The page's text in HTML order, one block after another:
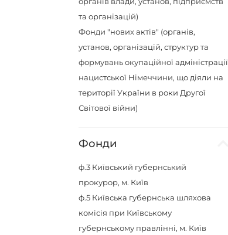
та організацій)
Фонди "нових актів" (органів,
установ, організацій, структур та
формувань окупаційної адміністрації
нацистської Німеччини, що діяли на
території України в роки Другої
Світової війни)
Фонди
ф.3 Київський губернський
прокурор, м. Київ
ф.5 Київська губернська шляхова
комісія при Київському
губернському правлінні, м. Київ